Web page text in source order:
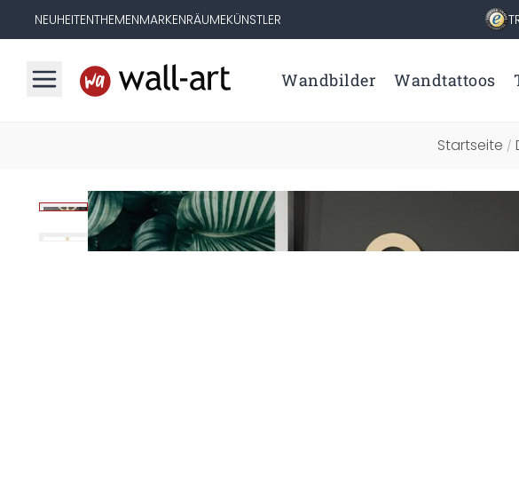
NEUHEITENTHEMENMARKENRÄUMEKÜNSTLER
Wandbilder Wandtattoos
Startseite /